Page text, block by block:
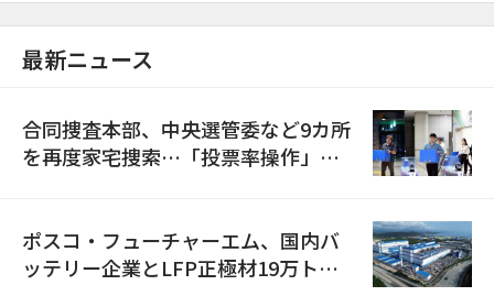
最新ニュース
合同捜査本部、中央選管委など9カ所
を再度家宅捜索…「投票率操作」の
ポスコ・フューチャーエム、国内バ
ッテリー企業とLFP正極材19万トン